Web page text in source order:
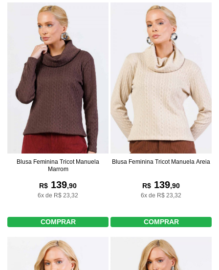
Blusa Feminina Tricot Manuela
Marrom
R$ 139,90
6x de R$ 23,32
COMPRAR
Blusa Feminina Tricot Manuela Areia
R$ 139,90
6x de R$ 23,32
COMPRAR